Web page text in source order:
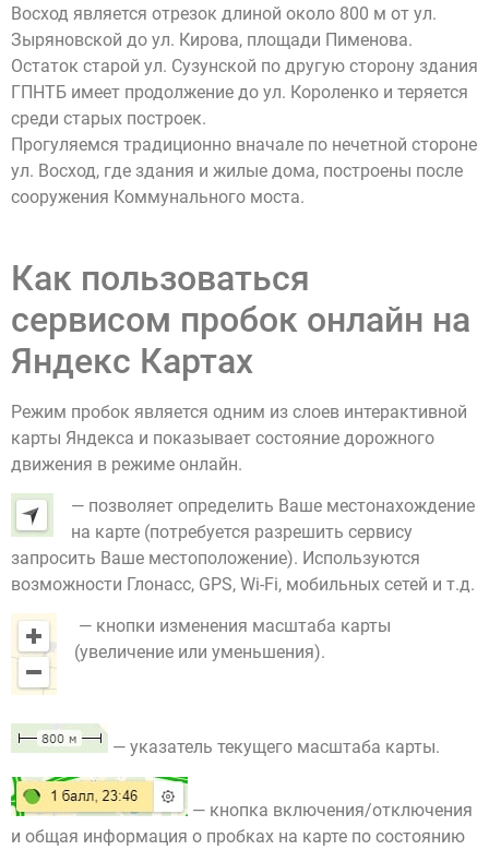
Восход является отрезок длиной около 800 м от ул.
Зыряновской до ул. Кирова, площади Пименова.
Остаток старой ул. Сузунской по другую сторону здания
ГПНТБ имеет продолжение до ул. Короленко и теряется
среди старых построек.
Прогуляемся традиционно вначале по нечетной стороне
ул. Восход, где здания и жилые дома, построены после
сооружения Коммунального моста.
Как пользоваться
сервисом пробок онлайн на
Яндекс Картах
Режим пробок является одним из слоев интерактивной
карты Яндекса и показывает состояние дорожного
движения в режиме онлайн.
— позволяет определить Ваше местонахождение
на карте (потребуется разрешить сервису
запросить Ваше местоположение). Используются
возможности Глонасс, GPS, Wi-Fi, мобильных сетей и т.д.
— кнопки изменения масштаба карты
(увеличение или уменьшения).
— указатель текущего масштаба карты.
— кнопка включения/отключения
и общая информация о пробках на карте по состоянию